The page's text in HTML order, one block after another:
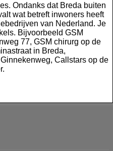
Ondanks dat Breda buiten
wat betreft inwoners heeft
van Nederland. Je
Bijvoorbeeld GSM
77, GSM chirurg op de
in Breda,
Callstars op de